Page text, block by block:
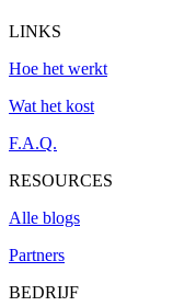
LINKS
Hoe het werkt
Wat het kost
F.A.Q.
RESOURCES
Alle blogs
Partners
BEDRIJF